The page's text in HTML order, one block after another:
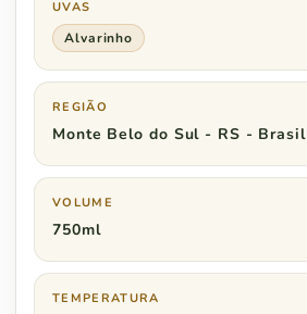
UVAS
Alvarinho
REGIÃO
Monte Belo do Sul - RS - Brasil
VOLUME
750ml
TEMPERATURA